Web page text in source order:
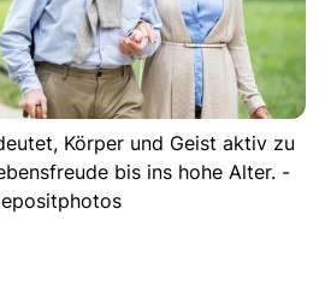
Körper und Geist aktiv zu
bis ins hohe Alter. -